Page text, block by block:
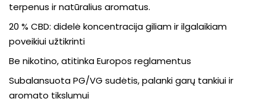
terpenus ir natūralius aromatus.
20 % CBD: didelė koncentracija giliam ir ilgalaikiam
poveikiui užtikrinti
Be nikotino, atitinka Europos reglamentus
Subalansuota PG/VG sudėtis, palanki garų tankiui ir
aromato tikslumui